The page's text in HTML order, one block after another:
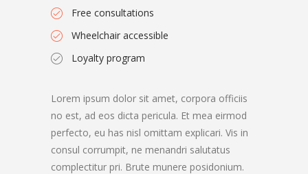
Free consultations
Wheelchair accessible
Loyalty program
Lorem ipsum dolor sit amet, corpora officiis
no est, ad eos dicta pericula. Et mea eirmod
perfecto, eu has nisl omittam explicari. Vis in
consul corrumpit, ne menandri salutatus
complectitur pri. Brute munere posidonium.